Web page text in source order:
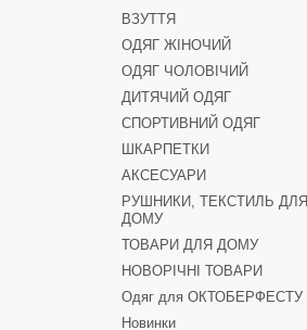
ВЗУТТЯ
ОДЯГ ЖІНОЧИЙ
ОДЯГ ЧОЛОВІЧИЙ
ДИТЯЧИЙ ОДЯГ
СПОРТИВНИЙ ОДЯГ
ШКАРПЕТКИ
АКСЕСУАРИ
РУШНИКИ, ТЕКСТИЛЬ ДЛЯ
ДОМУ
ТОВАРИ ДЛЯ ДОМУ
НОВОРІЧНІ ТОВАРИ
Одяг для ОКТОБЕРФЕСТУ
Новинки